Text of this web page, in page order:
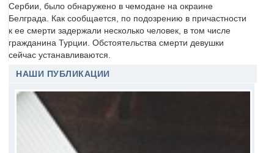
Сербии, было обнаружено в чемодане на окраине
Белграда. Как сообщается, по подозрению в причастности
к ее смерти задержали несколько человек, в том числе
гражданина Турции. Обстоятельства смерти девушки
сейчас устанавливаются.
НАШИ ПУБЛИКАЦИИ